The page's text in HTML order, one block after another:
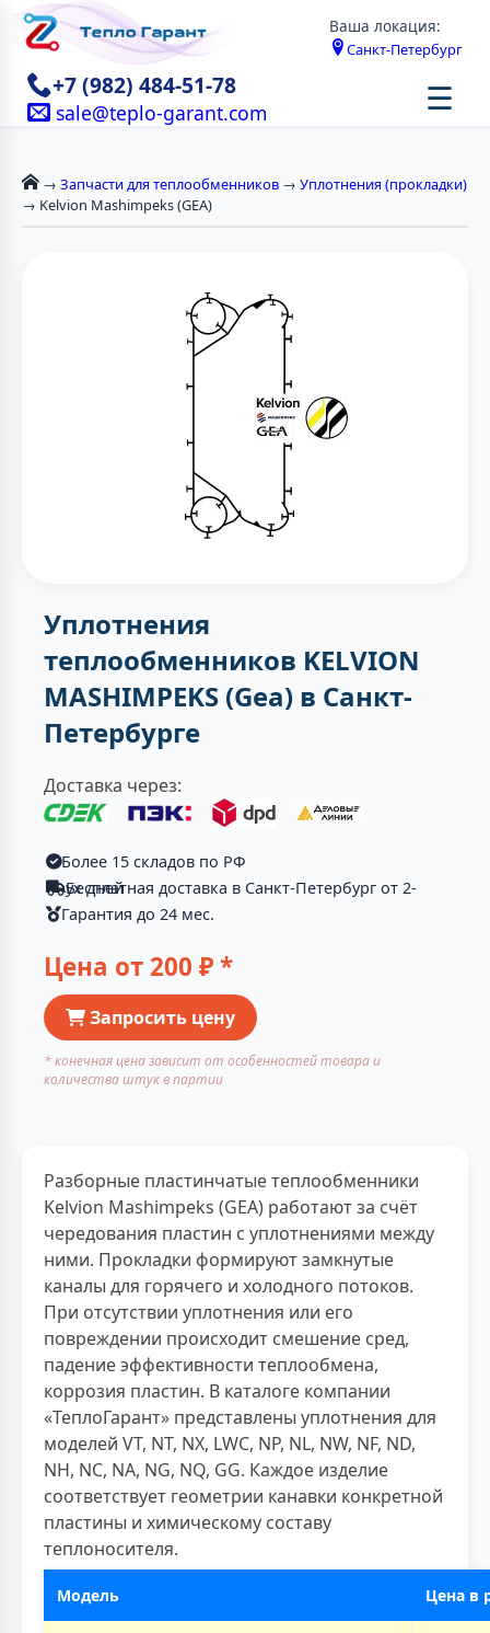
Ваша локация:
Санкт-Петербург
+7 (982) 484-51-78
sale@teplo-garant.com ☰
→ Запчасти для теплообменников → Уплотнения (прокладки)
→ Kelvion Mashimpeks (GEA)
Уплотнения
теплообменников KELVION
MASHIMPEKS (Gea) в Санкт-
Петербурге
Доставка через:
Более 15 складов по РФ
Бесплатная доставка в Санкт-Петербург от 2-ух дней
Гарантия до 24 мес.
Цена от 200 ₽ *
Запросить цену
* конечная цена зависит от особенностей товара и
количества штук в партии
Разборные пластинчатые теплообменники
Kelvion Mashimpeks (GEA) работают за счёт
чередования пластин с уплотнениями между
ними. Прокладки формируют замкнутые
каналы для горячего и холодного потоков.
При отсутствии уплотнения или его
повреждении происходит смешение сред,
падение эффективности теплообмена,
коррозия пластин. В каталоге компании
«ТеплоГарант» представлены уплотнения для
моделей VT, NT, NX, LWC, NP, NL, NW, NF, ND,
NH, NC, NA, NG, NQ, GG. Каждое изделие
соответствует геометрии канавки конкретной
пластины и химическому составу
теплоносителя.
Модель Цена в